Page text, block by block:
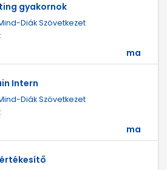
gyakornok
Diák Szövetkezet
ma
Intern
Diák Szövetkezet
ma